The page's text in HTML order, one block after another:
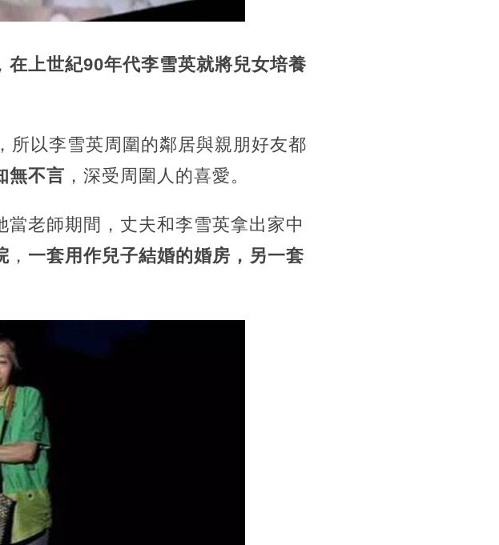
在上世紀90年代李雪英就將兒女培養
所以李雪英周圍的鄰居與親朋好友都
無不言 ，深受周圍人的喜愛。
當老師期間，丈夫和李雪英拿出家中
， 一套用作兒子結婚的婚房，另一套